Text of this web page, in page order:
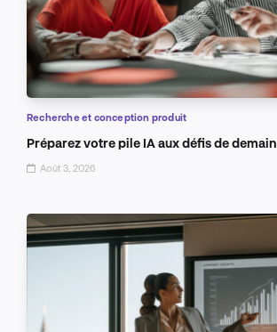
Recherche et conception produit
Préparez votre pile IA aux défis de demain
Août 3, 2026